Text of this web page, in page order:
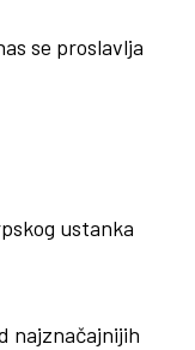
se proslavlja
ustanka
najznačajnijih